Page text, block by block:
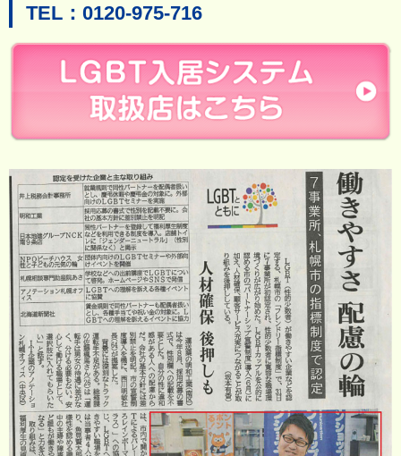
TEL：0120-975-716